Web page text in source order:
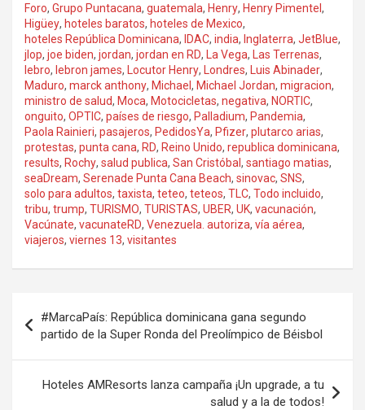
Foro, Grupo Puntacana, guatemala, Henry, Henry Pimentel ,
Higüey, hoteles baratos, hoteles de Mexico,
hoteles República Dominicana, IDAC, india, Inglaterra, JetBlue,
jlop, joe biden, jordan, jordan en RD, La Vega, Las Terrenas,
lebro, lebron james, Locutor Henry, Londres, Luis Abinader,
Maduro, marck anthony, Michael , Michael Jordan, migracion,
ministro de salud, Moca, Motocicletas, negativa, NORTIC,
onguito, OPTIC, países de riesgo, Palladium, Pandemia,
Paola Rainieri, pasajeros, PedidosYa, Pfizer, plutarco arias,
protestas, punta cana, RD, Reino Unido, republica dominicana,
results, Rochy, salud publica, San Cristóbal , santiago matias,
seaDream, Serenade Punta Cana Beach, sinovac, SNS,
solo para adultos, taxista, teteo, teteos, TLC, Todo incluido,
tribu, trump, TURISMO, TURISTAS, UBER, UK, vacunación,
Vacúnate, vacunateRD, Venezuela. autoriza, vía aérea,
viajeros, viernes 13, visitantes
de
entradas
#MarcaPaís: República dominicana gana segundo
partido de la Super Ronda del Preolímpico de Béisbol
Hoteles AMResorts lanza campaña ¡Un upgrade, a tu
salud y a la de todos!